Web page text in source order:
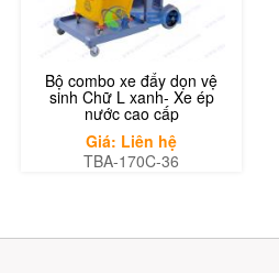
Bộ combo xe đẩy dọn vệ
sinh Chữ L xanh- Xe ép
nước cao cấp
Giá: Liên hệ
TBA-170C-36